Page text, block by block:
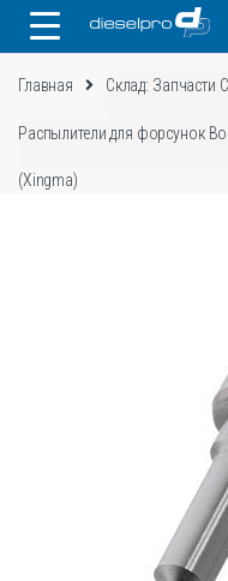
Главная Склад: Запчасти
Распылители для форсунок
(Xingma)